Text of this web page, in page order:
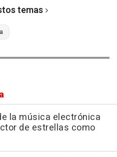
temas
la música electrónica
de estrellas como